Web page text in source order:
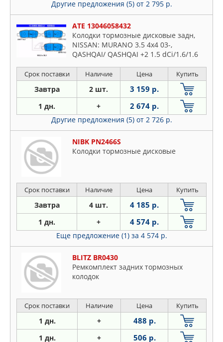
Другие предложения (5) от 2 795 р.
ATE 13046058432
Колодки тормозные дисковые задн,
NISSAN: MURANO 3.5 4x4 03-,
QASHQAI/ QASHQAI +2 1.5 dCi/1.6/1.6
4WD/2.0 4WD 07-, TEANA I 2.0/2.3/3.5
03-08
Срок поставки Наличие Цена Купить
Завтра 2 шт. 3 159 р.
1 дн. + 2 674 р.
Другие предложения (5) от 2 726 р.
NIBK PN2466S
Колодки тормозные дисковые
Срок поставки Наличие Цена Купить
Завтра 4 шт. 4 185 р.
1 дн. + 4 574 р.
Еще предложение (1) за 4 574 р.
BLITZ BR0430
Ремкомплект задних тормозных
колодок
Срок поставки Наличие Цена Купить
1 дн. + 488 р.
1 дн. + 506 р.